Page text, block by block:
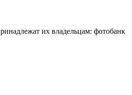
их владельцам: фотобанк